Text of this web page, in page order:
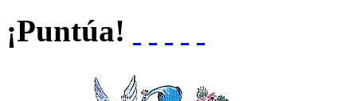
¡Puntúa!